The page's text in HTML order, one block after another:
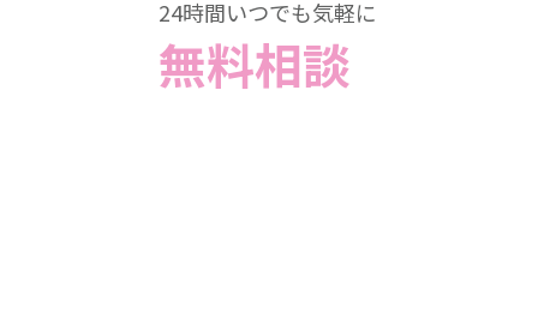
24時間いつでも気軽に
無料相談